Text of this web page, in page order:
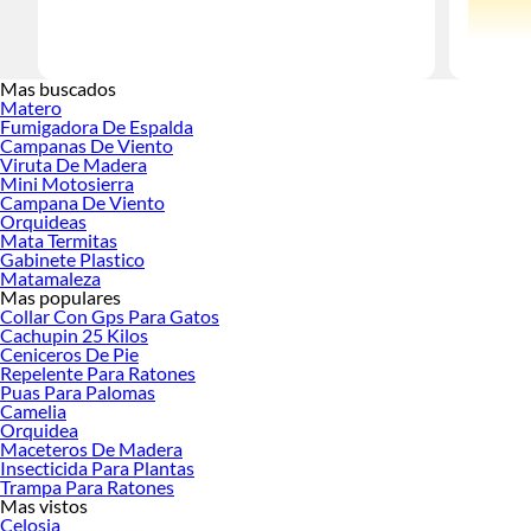
Mas buscados
Matero
Fumigadora De Espalda
Campanas De Viento
Viruta De Madera
Mini Motosierra
Campana De Viento
Orquideas
Mata Termitas
Gabinete Plastico
Matamaleza
Mas populares
Collar Con Gps Para Gatos
Cachupin 25 Kilos
Ceniceros De Pie
Repelente Para Ratones
Puas Para Palomas
Camelia
Orquidea
Maceteros De Madera
Insecticida Para Plantas
Trampa Para Ratones
Mas vistos
Celosia